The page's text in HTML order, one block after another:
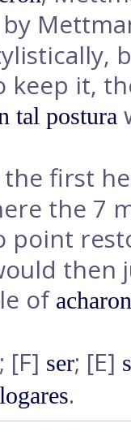
keep it,
tal postura
the first
the 7
point
of acharon
; [F] ser; [E]
.